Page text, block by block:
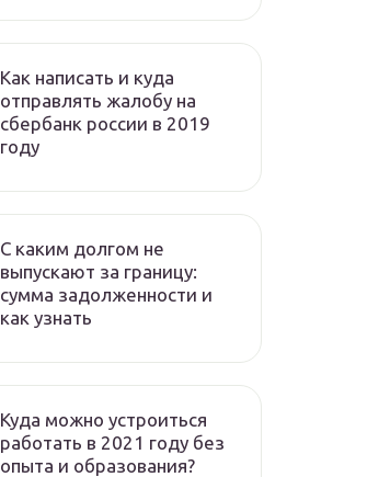
Как написать и куда
отправлять жалобу на
сбербанк россии в 2019
году
C каким долгом не
выпускают за границу:
сумма задолженности и
как узнать
Куда можно устроиться
работать в 2021 году без
опыта и образования?